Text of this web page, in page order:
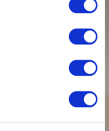
e
scelta personalizzata